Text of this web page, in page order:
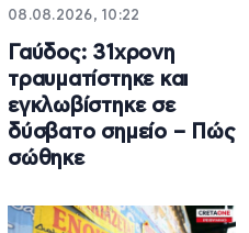
08.08.2026, 10:22
Γαύδος: 31χρονη
τραυματίστηκε και
εγκλωβίστηκε σε
δύσβατο σημείο – Πώς
σώθηκε